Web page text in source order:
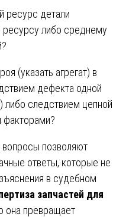
ресурс детали
ресурсу либо среднему
(указать агрегат) в
дефекта одной
либо следствием цепной
факторами?
позволяют
ответы, которые не
в судебном
запчастей для
она превращает